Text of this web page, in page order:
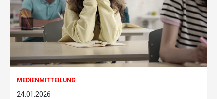
MEDIENMITTEILUNG
24.01.2026